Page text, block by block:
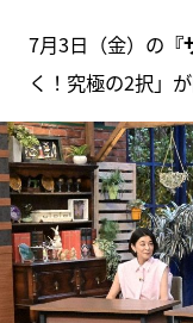
7月3日（金）の
く！究極の2択」